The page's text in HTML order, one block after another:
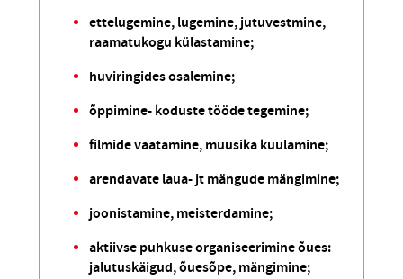
ettelugemine, lugemine, jutuvestmine,
raamatukogu külastamine;
huviringides osalemine;
õppimine- koduste tööde tegemine;
filmide vaatamine, muusika kuulamine;
arendavate laua- jt mängude mängimine;
joonistamine, meisterdamine;
aktiivse puhkuse organiseerimine õues:
jalutuskäigud, õuesõpe, mängimine;